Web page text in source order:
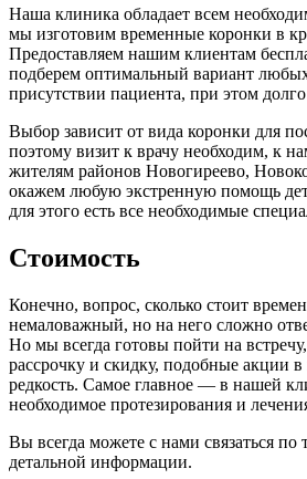
Наша клиника обладает всем
мы изготовим временные коронки в
Предоставляем нашим клиентам
подберем оптимальный вариант
присутствии пациента, при этом
Выбор зависит от вида коронки для
поэтому визит к врачу необходим, к
жителям районов Новогиреево,
окажем любую экстренную помощь
для этого есть все необходимые
Стоимость
Конечно, вопрос, сколько стоит
немаловажный, но на него сложно
Но мы всегда готовы пойти на
рассрочку и скидку, подобные акции
редкость. Самое главное — в нашей
необходимое протезирования и
Вы всегда можете с нами связаться по
детальной информации.